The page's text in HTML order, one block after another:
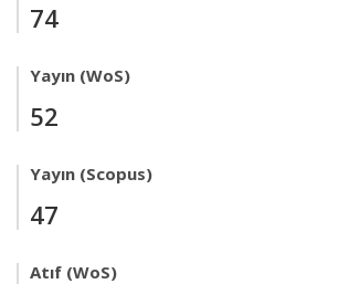
74
Yayın (WoS)
52
Yayın (Scopus)
47
Atıf (WoS)